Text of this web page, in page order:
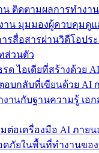
น ติดตามผลการทำงา
าน มุมมองผู้ควบคุมดูแ
ารสื่อสารผ่านวิดีโอปร
ส่วนตัว
รด ไอเดียที่สร้างด้วย
อบกลับที่เขียนด้วย AI
งานกับฐานความรู้ เอ
มต่อเครื่องมือ AI ภายน
ดภัยในพื้นที่ทำงานขอ